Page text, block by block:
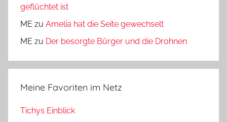
geflüchtet ist
ME zu Amelia hat die Seite gewechselt
ME zu Der besorgte Bürger und die Drohnen
Meine Favoriten im Netz
Tichys Einblick